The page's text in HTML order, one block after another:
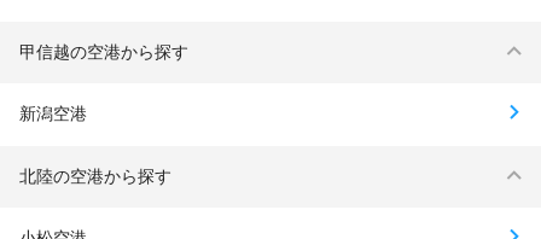
甲信越の空港から探す
新潟空港
北陸の空港から探す